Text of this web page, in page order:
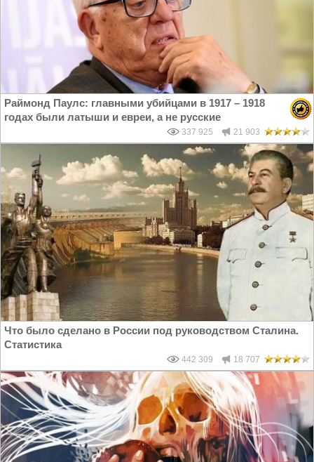
Раймонд Паулс: главными убийцами в 1917 – 1918
годах были латыши и евреи, а не русские
337 925 21 903
Что было сделано в России под руководством Сталина.
Статистика
442 309 18 707